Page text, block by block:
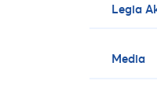
Legia
Media